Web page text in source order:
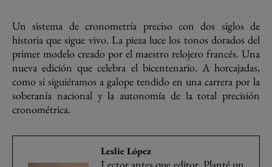
Un sistema de cronometría preciso con dos siglos de
historia que sigue vivo. La pieza luce los tonos dorados del
primer modelo creado por el maestro relojero francés. Una
nueva edición que celebra el bicentenario. A horcajadas,
como si siguiéramos a galope tendido en una carrera por la
soberanía nacional y la autonomía de la total precisión
cronométrica.
Leslie López
Lector antes que editor. Planté un